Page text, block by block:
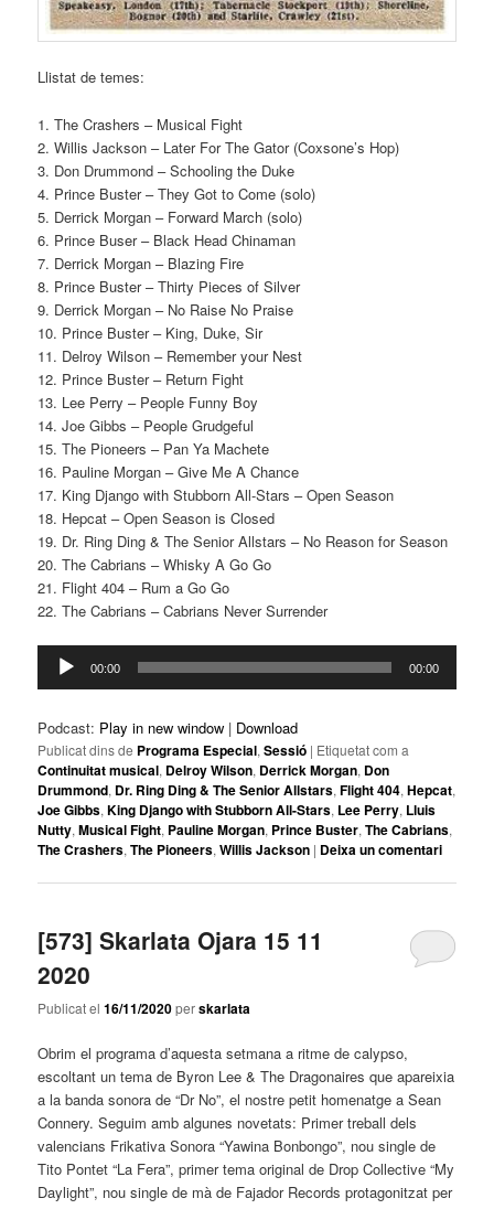
Llistat de temes:
1. The Crashers – Musical Fight
2. Willis Jackson – Later For The Gator (Coxsone’s Hop)
3. Don Drummond – Schooling the Duke
4. Prince Buster – They Got to Come (solo)
5. Derrick Morgan – Forward March (solo)
6. Prince Buser – Black Head Chinaman
7. Derrick Morgan – Blazing Fire
8. Prince Buster – Thirty Pieces of Silver
9. Derrick Morgan – No Raise No Praise
10. Prince Buster – King, Duke, Sir
11. Delroy Wilson – Remember your Nest
12. Prince Buster – Return Fight
13. Lee Perry – People Funny Boy
14. Joe Gibbs – People Grudgeful
15. The Pioneers – Pan Ya Machete
16. Pauline Morgan – Give Me A Chance
17. King Django with Stubborn All-Stars – Open Season
18. Hepcat – Open Season is Closed
19. Dr. Ring Ding & The Senior Allstars – No Reason for Season
20. The Cabrians – Whisky A Go Go
21. Flight 404 – Rum a Go Go
22. The Cabrians – Cabrians Never Surrender
Reproductor
d'àudio
00:00 00:00
Podcast: Play in new window | Download
Publicat dins de Programa Especial,Sessió | Etiquetat com a
Continuitat musical, Delroy Wilson, Derrick Morgan, Don
Drummond, Dr. Ring Ding & The Senior Allstars,Flight 404,Hepcat,
Joe Gibbs,King Django with Stubborn All-Stars, Lee Perry, Lluis
Nutty,Musical Fight, Pauline Morgan, Prince Buster,The Cabrians,
The Crashers,The Pioneers,Willis Jackson | Deixa un comentari
[573] Skarlata Ojara 15 11
2020
Publicat el16/11/2020perskarlata
Obrim el programa d’aquesta setmana a ritme de calypso,
escoltant un tema de Byron Lee & The Dragonaires que apareixia
a la banda sonora de “Dr No”, el nostre petit homenatge a Sean
Connery. Seguim amb algunes novetats: Primer treball dels
valencians Frikativa Sonora “Yawina Bonbongo”, nou single de
Tito Pontet “La Fera”, primer tema original de Drop Collective “My
Daylight”, nou single de mà de Fajador Records protagonitzat per